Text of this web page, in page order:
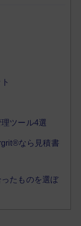
ツール4選
なら見積書
たものを選ぼ